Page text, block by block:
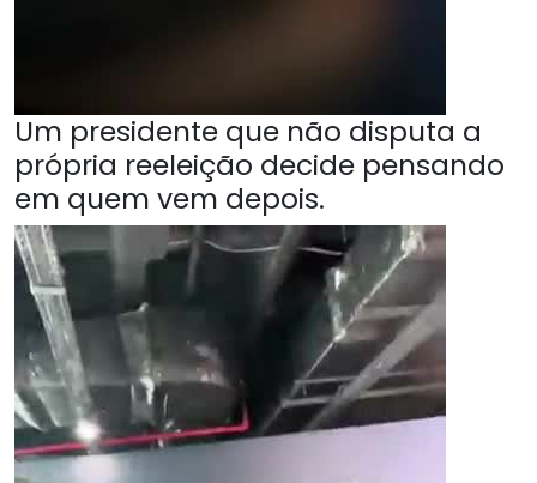
Um presidente que não disputa a
própria reeleição decide pensando
em quem vem depois.